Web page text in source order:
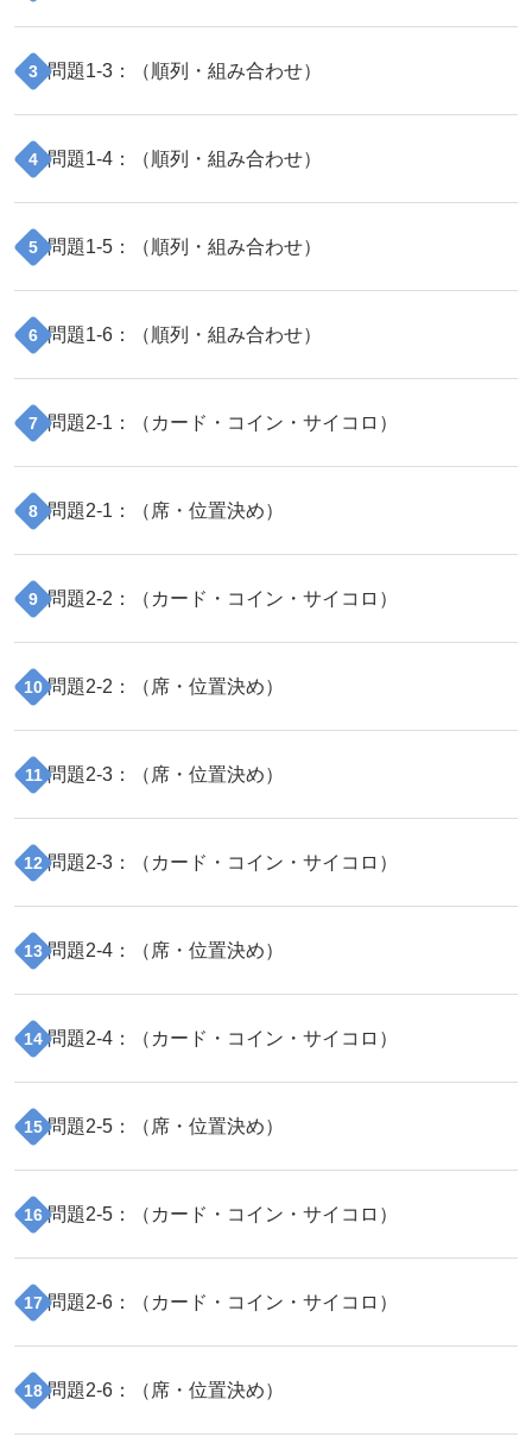
3 問題1-3 ：（順列・組み合わせ）
4 問題1-4 ：（順列・組み合わせ）
5 問題1-5 ：（順列・組み合わせ）
6 問題1-6 ：（順列・組み合わせ）
7 問題2-1 ：（ カード・コイン・サイコロ ）
8 問題2-1 ：（ 席・位置決め）
9 問題2-2 ：（ カード・コイン・サイコロ ）
10 問題2-2 ：（ 席・位置決め）
11 問題2-3 ：（ 席・位置決め）
12 問題2-3 ：（ カード・コイン・サイコロ ）
13 問題2-4 ：（ 席・位置決め）
14 問題2-4 ：（ カード・コイン・サイコロ ）
15 問題2-5 ：（ 席・位置決め）
16 問題2-5 ：（ カード・コイン・サイコロ ）
17 問題2-6 ：（ カード・コイン・サイコロ ）
18 問題2-6 ：（ 席・位置決め）